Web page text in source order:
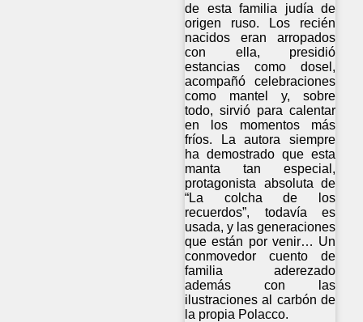
de esta familia judía de
origen ruso. Los recién
nacidos eran arropados
con ella, presidió
estancias como dosel,
acompañó celebraciones
como mantel y, sobre
todo, sirvió para calentar
en los momentos más
fríos. La autora siempre
ha demostrado que esta
manta tan especial,
protagonista absoluta de
“La colcha de los
recuerdos”, todavía es
usada, y las generaciones
que están por venir… Un
conmovedor cuento de
familia aderezado
además con las
ilustraciones al carbón de
la propia Polacco.